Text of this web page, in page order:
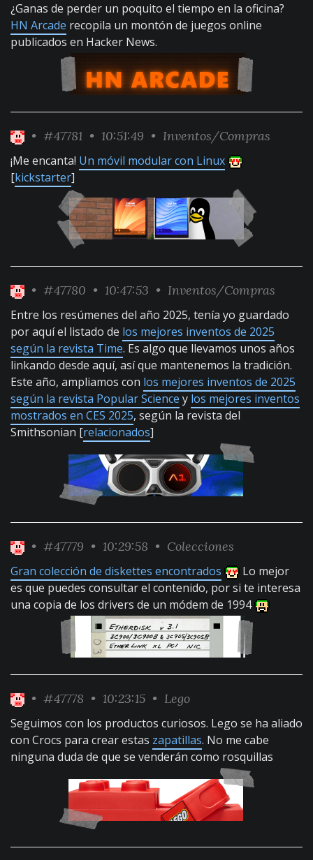
¿Ganas de perder un poquito el tiempo en la oficina?
HN Arcade recopila un montón de juegos online
publicados en Hacker News.
• #47781 • 10:51:49 • Inventos/Compras
¡Me encanta! Un móvil modular con Linux
[kickstarter]
• #47780 • 10:47:53 • Inventos/Compras
Entre los resúmenes del año 2025, tenía yo guardado
por aquí el listado de los mejores inventos de 2025
según la revista Time. Es algo que llevamos unos años
linkando desde aquí, así que mantenemos la tradición.
Este año, ampliamos con los mejores inventos de 2025
según la revista Popular Science y los mejores inventos
mostrados en CES 2025, según la revista del
Smithsonian [relacionados]
• #47779 • 10:29:58 • Colecciones
Gran colección de diskettes encontrados
Lo mejor
es que puedes consultar el contenido, por si te interesa
una copia de los drivers de un módem de 1994
• #47778 • 10:23:15 • Lego
Seguimos con los productos curiosos. Lego se ha aliado
con Crocs para crear estas zapatillas. No me cabe
ninguna duda de que se venderán como rosquillas